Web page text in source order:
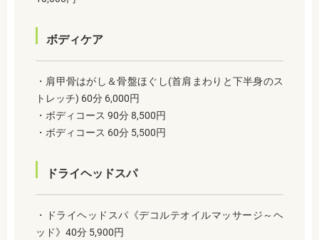
ボディケア
・肩甲骨はがし＆骨盤ほぐし(首肩まわりと下半身のス
トレッチ) 60分 6,000円
・ボディコース 90分 8,500円
・ボディコース 60分 5,500円
ドライヘッドスパ
・ドライヘッドスパ《デコルテオイルマッサージ～ヘ
ッド》40分 5,900円